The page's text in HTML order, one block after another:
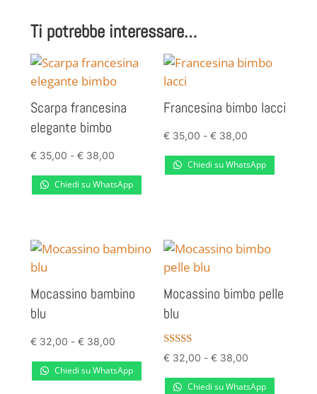
Ti potrebbe interessare…
Scarpa francesina
elegante bimbo
€35,00 - €38,00Fascia
di
€ 35,00
€ 38,00
Chiedi su WhatsApp
Francesina bimbo lacci
€ 35,00 - € 38,00
di
a
Chiedi su WhatsApp
Mocassino bambino
blu
€32,00 - €38,00Fascia
di
Chiedi su WhatsApp
Mocassino bimbo pelle
blu
Valutato
4.00
€ 32,00 - € 38,00
di
Chiedi su WhatsApp